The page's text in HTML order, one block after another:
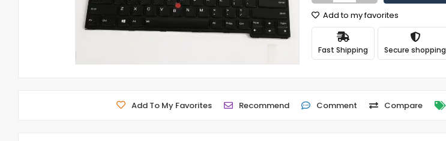
Add to my favorites
Fast Shipping Secure shopping
Add To My Favorites Recommend Comment Compare